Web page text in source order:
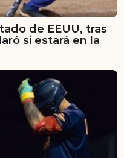
de EEUU, tras
si estará en la